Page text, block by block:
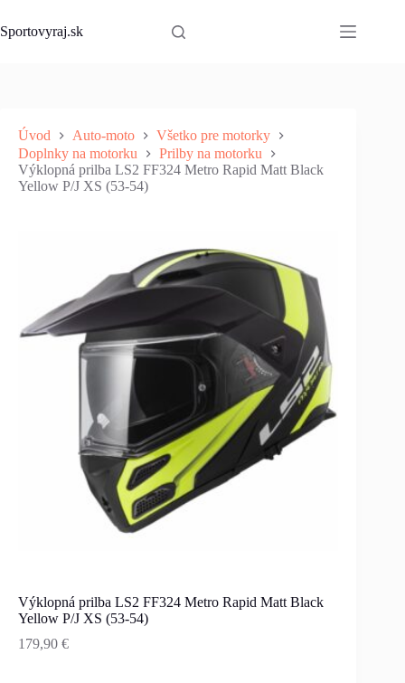
to
content
Sportovyraj.sk
Úvod Auto-moto
Všetko pre motorky
Doplnky na motorku
Prilby na motorku
Výklopná prilba LS2 FF324 Metro Rapid Matt Black
Yellow P/J XS (53-54)
Výklopná prilba LS2 FF324 Metro Rapid Matt Black
Yellow P/J XS (53-54)
179,90 €